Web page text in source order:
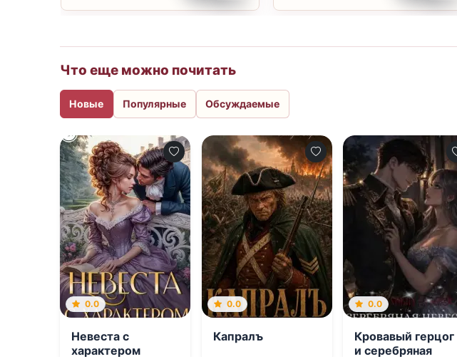
Что еще можно почитать
Новые Популярные Обсуждаемые
0.0
Невеста с
характером
0.0
Капралъ
0.0
Кровавый герцог
и серебряная